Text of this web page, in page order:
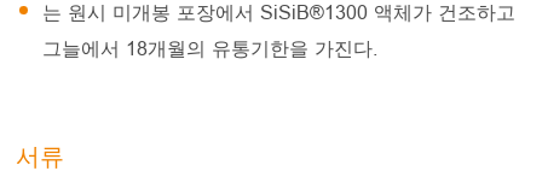
는 원시 미개봉 포장에서 SiSiB®1300 액체가 건조하고
그늘에서 18개월의 유통기한을 가진다.
서류